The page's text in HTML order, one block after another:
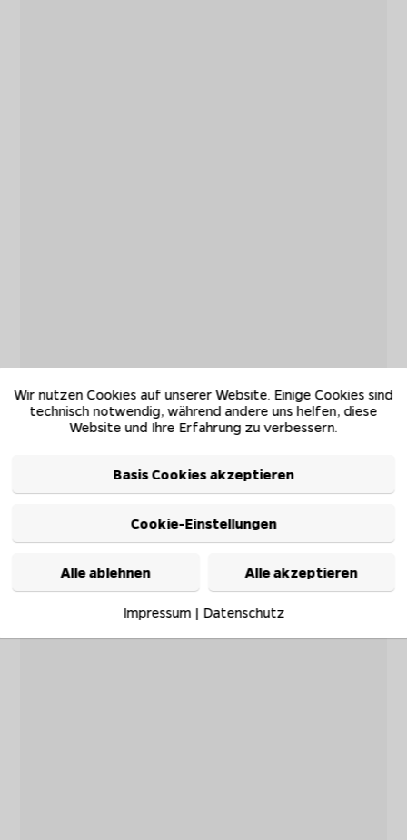
Wir nutzen Cookies auf unserer Website. Einige Cookies sind
technisch notwendig, während andere uns helfen, diese
Website und Ihre Erfahrung zu verbessern.
Basis Cookies akzeptieren
Cookie-Einstellungen
Alle ablehnen Alle akzeptieren
Impressum| Datenschutz